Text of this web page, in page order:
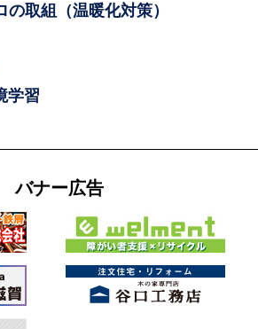
取組（温暖化対策）
学習
バナー広告